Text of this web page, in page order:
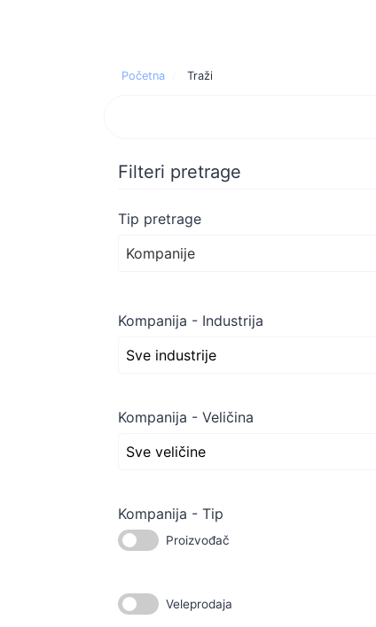
Početna Traži
Filteri pretrage
Tip pretrage
Kompanije
Kompanija - Industrija
Kompanija - Veličina
Kompanija - Tip
Proizvođač
Veleprodaja